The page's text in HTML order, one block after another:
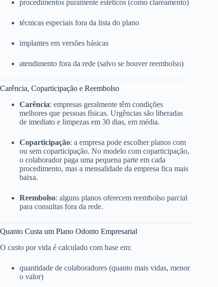
procedimentos puramente estéticos (como clareamento)
técnicas especiais fora da lista do plano
implantes em versões básicas
atendimento fora da rede (salvo se houver reembolso)
Carência, Coparticipação e Reembolso
Carência: empresas geralmente têm condições
melhores que pessoas físicas. Urgências são liberadas
de imediato e limpezas em 30 dias, em média.
Coparticipação: a empresa pode escolher planos com
ou sem coparticipação. No modelo com coparticipação,
o colaborador paga uma pequena parte em cada
procedimento, mas a mensalidade da empresa fica mais
baixa.
Reembolso: alguns planos oferecem reembolso parcial
para consultas fora da rede.
Quanto Custa um Plano Odonto Empresarial
O custo por vida é calculado com base em:
quantidade de colaboradores (quanto mais vidas, menor
o valor)